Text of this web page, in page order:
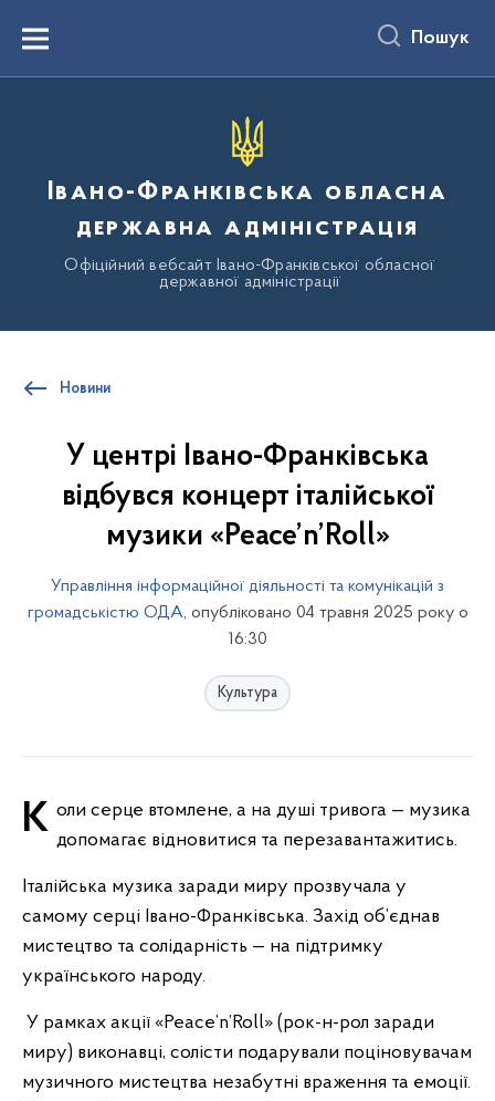
вмістуMenu Пошук
Івано-Франківська обласна
державна адміністрація
Офіційний вебсайт Івано-Франківської обласної
державної адміністрації
Новини
У центрі Івано-Франківська
відбувся концерт італійської
музики «Peace’n’Roll»
Управління інформаційної діяльності та комунікацій з
громадськістю ОДА, опубліковано 04 травня 2025 року о
16:30
Культура
Коли серце втомлене, а на душі тривога — музика допомагає відновитися та перезавантажитись.
Італійська музика заради миру прозвучала у
самому серці Івано-Франківська. Захід об’єднав
мистецтво та солідарність — на підтримку
українського народу.
У рамках акції «Peace’n’Roll» (рок-н-рол заради
миру) виконавці, солісти подарували поціновувачам
музичного мистецтва незабутні враження та емоції.